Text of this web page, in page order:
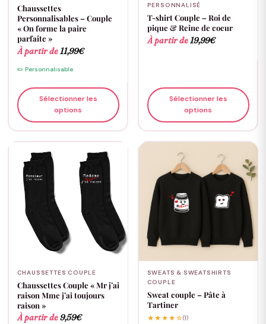
Chaussettes
Personnalisables – Couple
« On forme la paire
parfaite »
À partir de 11,99€
✏️ Personnalisable
Sélectionner les
options
PERSONNALISÉ
T-shirt Couple – Roi de
pique & Reine de coeur
À partir de 19,99€
Sélectionner les
options
CHAUSSETTES COUPLE
Chaussettes Couple « Mr j’ai
raison Mme j’ai toujours
raison »
À partir de9,59€
SWEATS & SWEATSHIRTS
COUPLE
Sweat couple – Pâte à
Tartiner
★★★★☆(1)